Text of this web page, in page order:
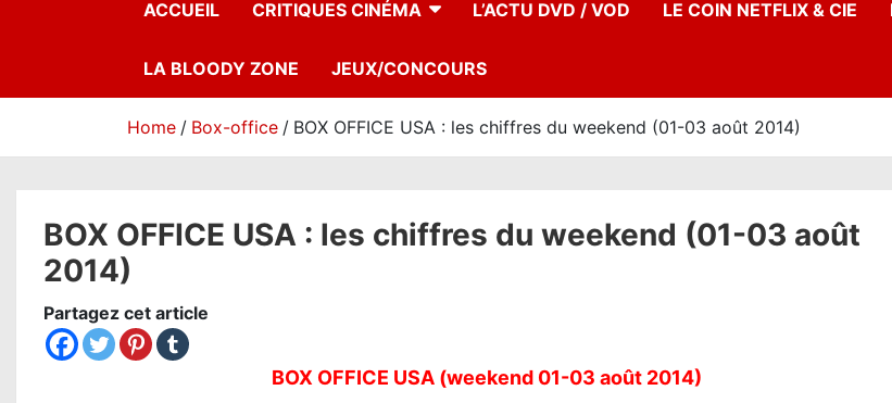
ACCUEIL CRITIQUES CINÉMA L’ACTU DVD / VOD LE COIN NETFLIX & CIE
LA BLOODY ZONE JEUX/CONCOURS
Home Box-office BOX OFFICE USA : les chiffres du weekend (01-03 août 2014)
BOX OFFICE USA : les chiffres du weekend (01-03 août
2014)
Partagez cet article
BOX OFFICE USA (weekend 01-03 août 2014)